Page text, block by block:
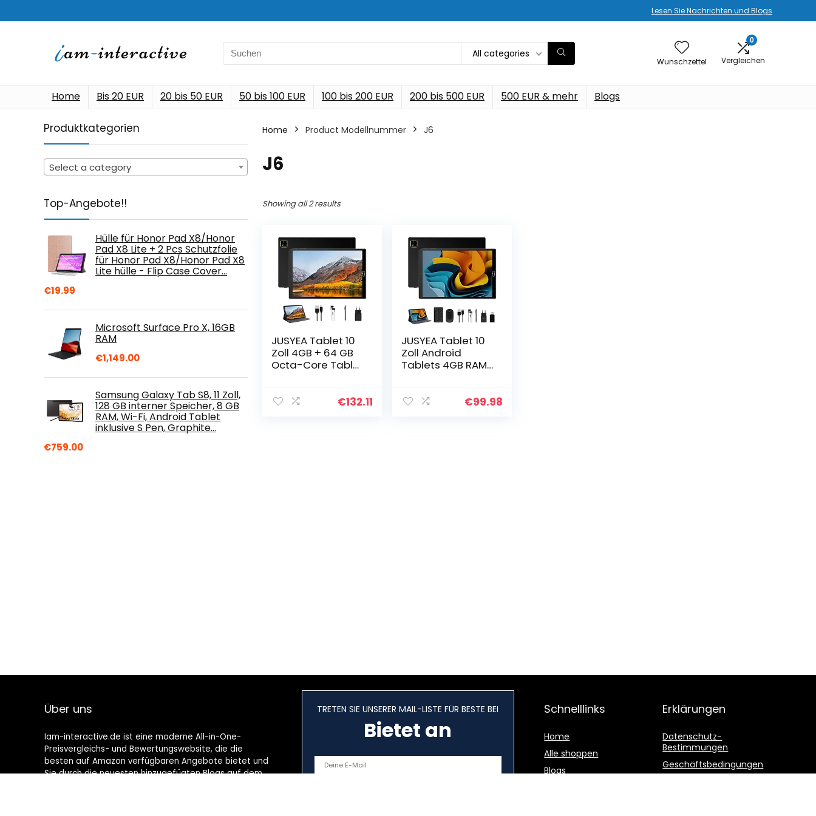
Lesen Sie Nachrichten und Blogs
Search
for:
All categories
Wunschzettel
0
Vergleichen
Home Bis 20 EUR 20 bis 50 EUR 50 bis 100 EUR 100 bis 200 EUR 200 bis 500 EUR 500 EUR & mehr Blogs
Produktkategorien
Select a category
Top-Angebote!!
Hülle für Honor Pad X8/Honor
Pad X8 Lite + 2 Pcs Schutzfolie
für Honor Pad X8/Honor Pad X8
Lite hülle - Flip Case Cover…
€19.99
Microsoft Surface Pro X, 16GB
RAM
€1,149.00
Samsung Galaxy Tab S8, 11 Zoll,
128 GB interner Speicher, 8 GB
RAM, Wi-Fi, Android Tablet
inklusive S Pen, Graphite…
€759.00
Home Product Modellnummer ‎J6
‎J6
Showing all 2 results
JUSYEA Tablet 10
Zoll 4GB + 64 GB
Octa-Core Tablet
SD/TF 4-256 GB,
€132.11
JUSYEA Tablet 10
Zoll Android
Tablets 4GB RAM
256GB
€99.98
Über uns
Iam-interactive.de ist eine moderne All-in-One-
Preisvergleichs- und Bewertungswebsite, die die
besten auf Amazon verfügbaren Angebote bietet und
Sie durch die neuesten hinzugefügten Blogs auf dem
TRETEN SIE UNSERER MAIL-LISTE FÜR BESTE BEI
Bietet an
Schnelllinks
Home
Alle shoppen
Blogs
Erklärungen
Datenschutz-
Bestimmungen
Geschäftsbedingungen